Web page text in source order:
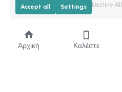
Αρχική Καλέστε
Accept all Settings Decline All